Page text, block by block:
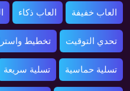
العاب خفيفة العاب ذكاء
تحدي التوقيت تخطيط
تسلية حماسية تسلية سريعة